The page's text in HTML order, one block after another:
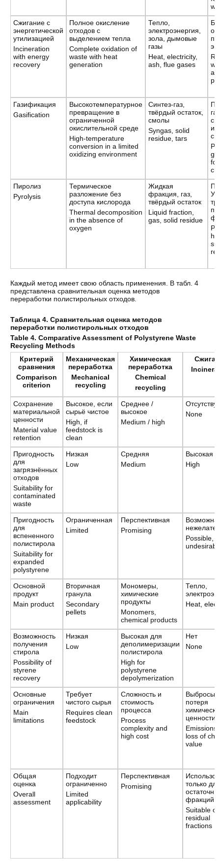
Сжигание с
энергетической
утилизацией
Incineration
with energy
recovery
Полное окисление
отходов с
выделением тепла
Complete oxidation of
waste with heat
generation
Тепло,
электроэнергия,
зола, дымовые
газы
Heat, electricity,
ash, flue gases
Газификация
Gasification
Высокотемпературное
превращение в
ограниченной
окислительной среде
High-temperature
conversion in a limited
oxidizing environment
Синтез-газ,
твёрдый остаток,
смолы
Syngas, solid
residue, tars
и
Пиролиз
Pyrolysis
Термическое
разложение без
доступа кислорода
Thermal decomposition
in the absence of
oxygen
Жидкая
фракция, газ,
твёрдый остаток
Liquid fraction,
gas, solid residue
Каждый метод имеет свою область применения. В табл. 4
представлена сравнительная оценка методов
переработки полистирольных отходов.
Таблица 4. Сравнительная оценка методов
переработки полистирольных отходов
Table 4. Comparative Assessment of Polystyrene Waste
Recycling Methods
Критерий
сравнения
Comparison
criterion
Механическая
переработка
Mechanical
recycling
Химическая
переработка
Chemical
recycling
Сохранение
материальной
ценности
Material value
retention
Высокое, если
сырьё чистое
High, if
feedstock is
clean
Среднее /
высокое
Medium / high
None
Пригодность
для
загрязнённых
отходов
Suitability for
contaminated
waste
Низкая
Low
Средняя
Medium
Высокая
High
Пригодность
для
вспененного
полистирола
Suitability for
expanded
polystyrene
Ограниченная
Limited
Перспективная
Promising
Possible,
Основной
продукт
Main product
Вторичная
гранула
Secondary
pellets
Мономеры,
химические
продукты
Monomers,
chemical products
Тепло,
Heat,
Возможность
получения
стирола
Possibility of
styrene
recovery
Низкая
Low
Высокая для
деполимеризации
полистирола
High for
polystyrene
depolymerization
Нет
None
Основные
ограничения
Main
limitations
Требует
чистого сырья
Requires clean
feedstock
Сложность и
стоимость
процесса
Process
complexity and
high cost
Выбросы
потеря
ценности
Emissions
loss of
value
Общая
оценка
Overall
assessment
Подходит
ограниченно
Limited
applicability
Перспективная
Promising
только
фракций
Suitable
residual
fractions